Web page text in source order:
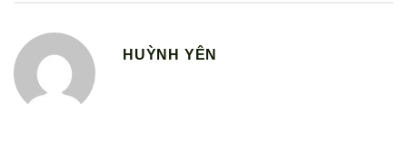
HUỲNH YÊN